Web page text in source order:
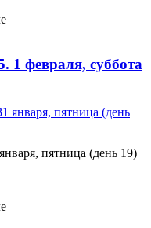
1 февраля, суббота
пятница (день 19)